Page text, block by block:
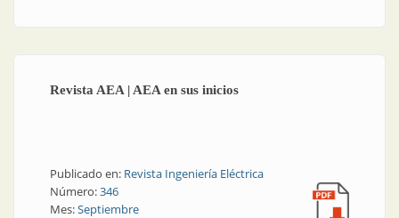
Revista AEA | AEA en sus inicios
Publicado en: Revista Ingeniería Eléctrica
Número:346
Mes:Septiembre